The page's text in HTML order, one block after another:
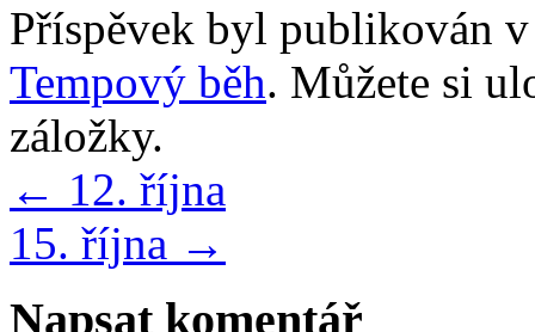
Příspěvek byl publikován
Tempový běh. Můžete si
záložky.
← 12. října
15. října →
Napsat komentář